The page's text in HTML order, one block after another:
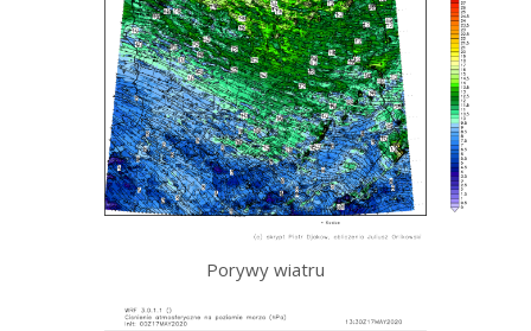
Porywy wiatru